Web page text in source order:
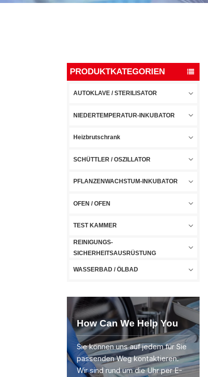
PRODUKTKATEGORIEN
AUTOKLAVE / STERILISATOR
NIEDERTEMPERATUR-INKUBATOR
Heizbrutschrank
SCHÜTTLER / OSZILLATOR
PFLANZENWACHSTUM-INKUBATOR
OFEN / OFEN
TEST KAMMER
REINIGUNGS-
SICHERHEITSAUSRÜSTUNG
WASSERBAD / ÖLBAD
How Can We Help You
Sie können uns auf jedem für Sie
passenden Weg kontaktieren.
Wir sind rund um die Uhr per E-